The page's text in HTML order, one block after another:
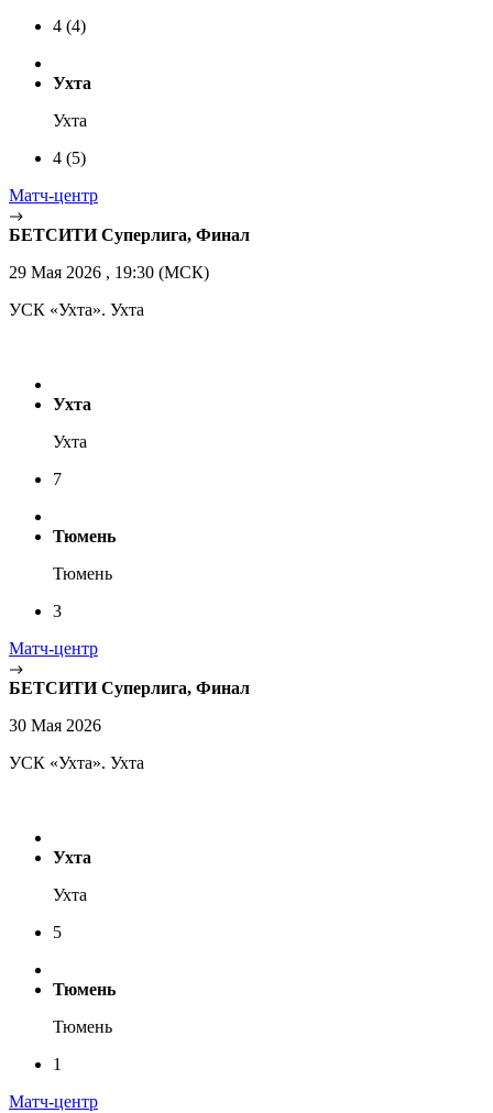
4 (4)
Ухта
Ухта
4 (5)
Матч-центр
БЕТСИТИ Суперлига, Финал
29 Мая 2026 , 19:30 (МСК)
УСК «Ухта». Ухта
Ухта
Ухта
7
Тюмень
Тюмень
3
Матч-центр
БЕТСИТИ Суперлига, Финал
30 Мая 2026
УСК «Ухта». Ухта
Ухта
Ухта
5
Тюмень
Тюмень
1
Матч-центр